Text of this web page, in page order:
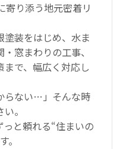
寄り添う地元密着リ
塗装をはじめ、水ま
窓まわりの工事、
で、幅広く対応し
らない…」そんな時
。
と頼れる“住まいの
。